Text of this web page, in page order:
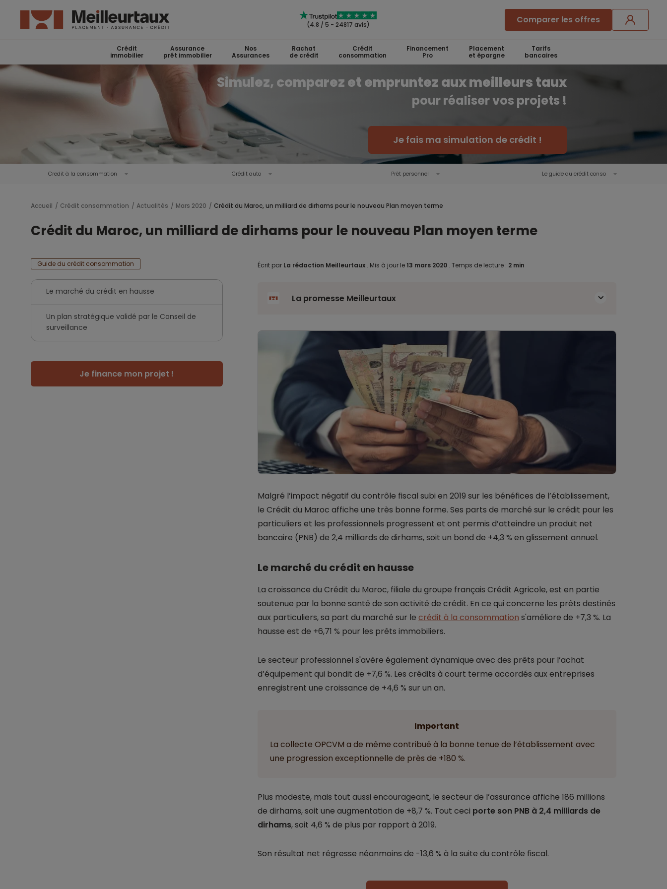
(4.8 / 5 - 24817 avis) Comparer les offres
Crédit
immobilier
Assurance
prêt immobilier
Nos
Assurances
Rachat
de crédit
Crédit
consommation
Financement
Pro
Placement
et épargne
Tarifs
bancaires
Simulez, comparez et empruntez aux meilleurs taux
pour réaliser vos projets !
Je fais ma simulation de crédit !
Credit à la consommation Crédit auto Prêt personnel Le guide du crédit conso
Accueil Crédit consommation Actualités Mars 2020 Crédit du Maroc, un milliard de dirhams pour le nouveau Plan moyen terme
Crédit du Maroc, un milliard de dirhams pour le nouveau Plan moyen terme
Guide du crédit consommation
Le marché du crédit en hausse
Un plan stratégique validé par le Conseil de
surveillance
Je finance mon projet !
Écrit par La rédaction Meilleurtaux . Mis à jour le 13 mars 2020 . Temps de lecture : 2 min
La promesse Meilleurtaux
Malgré l’impact négatif du contrôle fiscal subi en 2019 sur les bénéfices de l’établissement,
le Crédit du Maroc affiche une très bonne forme. Ses parts de marché sur le crédit pour les
particuliers et les professionnels progressent et ont permis d’atteindre un produit net
bancaire (PNB) de 2,4 milliards de dirhams, soit un bond de +4,3 % en glissement annuel.
Le marché du crédit en hausse
La croissance du Crédit du Maroc, filiale du groupe français Crédit Agricole, est en partie
soutenue par la bonne santé de son activité de crédit. En ce qui concerne les prêts destinés
aux particuliers, sa part du marché sur le crédit à la consommation s'améliore de +7,3 %. La
hausse est de +6,71 % pour les prêts immobiliers.
Le secteur professionnel s'avère également dynamique avec des prêts pour l’achat
d’équipement qui bondit de +7,6 %. Les crédits à court terme accordés aux entreprises
enregistrent une croissance de +4,6 % sur un an.
Important
La collecte OPCVM a de même contribué à la bonne tenue de l’établissement avec
une progression exceptionnelle de près de +180 %.
Plus modeste, mais tout aussi encourageant, le secteur de l’assurance affiche 186 millions
de dirhams, soit une augmentation de +8,7 %. Tout ceci porte son PNB à 2,4 milliards de
dirhams, soit 4,6 % de plus par rapport à 2019.
Son résultat net régresse néanmoins de -13,6 % à la suite du contrôle fiscal.